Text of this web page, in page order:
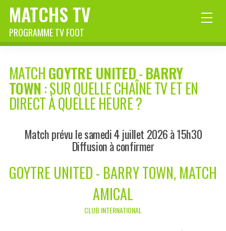
MATCHS TV
PROGRAMME TV FOOT
MATCHGOYTRE UNITED-BARRY
TOWN: SUR QUELLE CHAÎNE TV ET EN
DIRECT À QUELLE HEURE ?
Match prévu le samedi 4 juillet 2026 à 15h30
Diffusion à confirmer
GOYTRE UNITED - BARRY TOWN, MATCH
AMICAL
CLUB INTERNATIONAL